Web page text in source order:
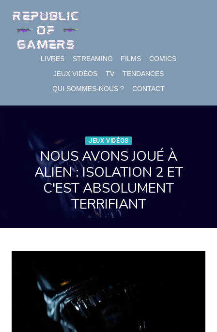
content
LIVRES STREAMING FILMS
COMICS
JEUX VIDÉOS
TV
TENDANCES
QUI SOMMES-NOUS ?
CONTACT
JEUX VIDÉOS
NOUS AVONS JOUÉ À
ALIEN : ISOLATION 2 ET
C'EST ABSOLUMENT
TERRIFIANT